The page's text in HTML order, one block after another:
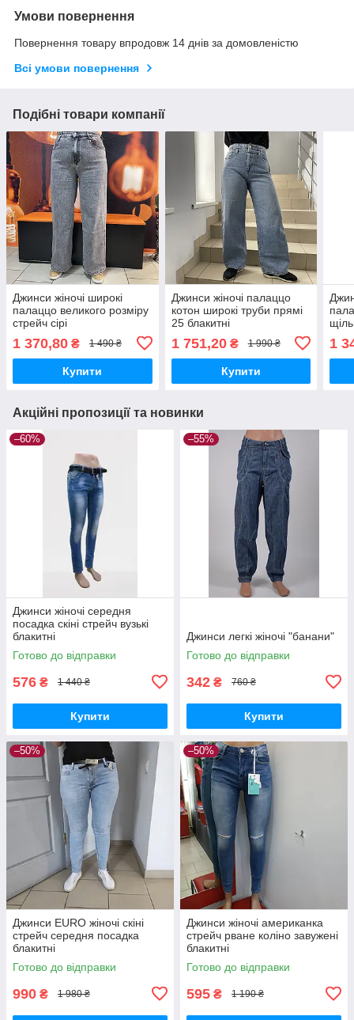
Умови повернення
Повернення товару впродовж 14 днів за домовленістю
Всі умови повернення
Подібні товари компанії
Джинси жіночі широкі
палаццо великого розміру
стрейч сірі
1 370,80 ₴ 1 490 ₴
Купити
Джинси жіночі палаццо
котон широкі труби прямі
25 блакитні
1 751,20₴ 1 990 ₴
Купити
1
Акційні пропозиції та новинки
–60%
Джинси жіночі середня
посадка скіні стрейч вузькі
блакитні
Готово до відправки
576 ₴ 1 440 ₴
Купити
–55%
Джинси легкі жіночі "банани"
Готово до відправки
342 ₴ 760 ₴
Купити
–50%
Джинси EURO жіночі скіні
стрейч середня посадка
блакитні
Готово до відправки
990 ₴ 1 980 ₴
–50%
Джинси жіночі американка
стрейч рване коліно завужені
блакитні
Готово до відправки
595 ₴ 1 190 ₴